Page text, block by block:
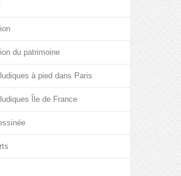
du patrimoine
à pied dans Paris
Île de France